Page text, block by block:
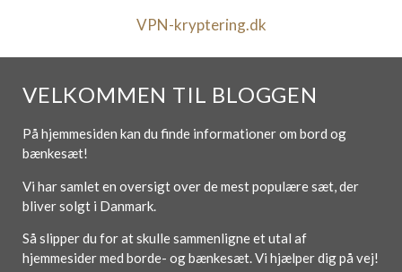
VPN-kryptering.dk
VELKOMMEN TIL BLOGGEN
På hjemmesiden kan du finde informationer om bord og
bænkesæt!
Vi har samlet en oversigt over de mest populære sæt, der
bliver solgt i Danmark.
Så slipper du for at skulle sammenligne et utal af
hjemmesider med borde- og bænkesæt. Vi hjælper dig på vej!